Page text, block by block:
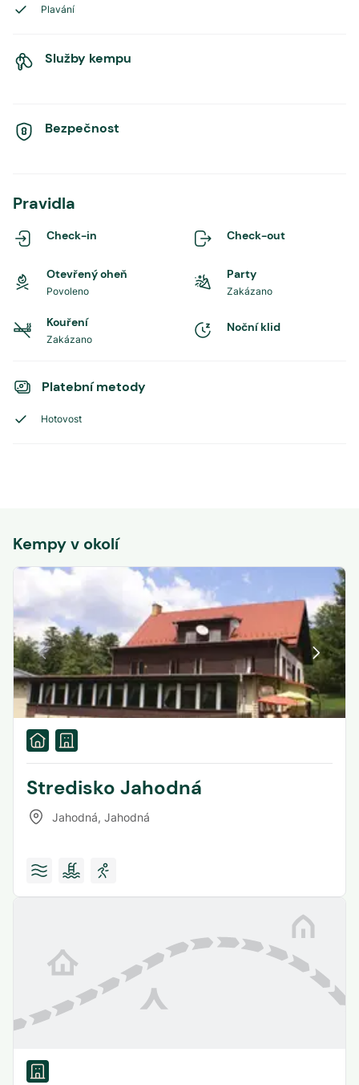
Plavání
Služby kempu
Bezpečnost
Pravidla
Check-in Check-out
Otevřený oheň
Povoleno
Party
Zakázano
Kouření
Zakázano
Noční klid
Platební metody
Hotovost
Kempy v okolí
Stredisko Jahodná
Jahodná, Jahodná